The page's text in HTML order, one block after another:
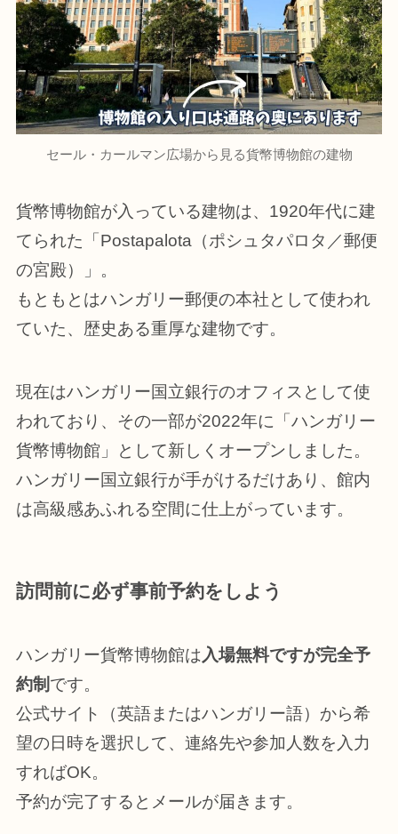
セール・カールマン広場から見る貨幣博物館の建物
貨幣博物館が入っている建物は、1920年代に建
てられた「Postapalota（ポシュタパロタ／郵便
の宮殿）」。
もともとはハンガリー郵便の本社として使われ
ていた、歴史ある重厚な建物です。
現在はハンガリー国立銀行のオフィスとして使
われており、その一部が2022年に「ハンガリー
貨幣博物館」として新しくオープンしました。
ハンガリー国立銀行が手がけるだけあり、館内
は高級感あふれる空間に仕上がっています。
訪問前に必ず事前予約をしよう
ハンガリー貨幣博物館は入場無料ですが完全予
約制 です。
公式サイト（英語またはハンガリー語）から希
望の日時を選択して、連絡先や参加人数を入力
すればOK。
予約が完了するとメールが届きます。